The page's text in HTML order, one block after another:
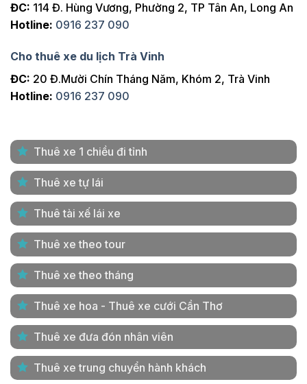
ĐC: 114 Đ. Hùng Vương, Phường 2, TP Tân An, Long An
Hotline: 0916 237 090
Cho thuê xe du lịch Trà Vinh
ĐC: 20 Đ.Mười Chín Tháng Năm, Khóm 2, Trà Vinh
Hotline: 0916 237 090
Thuê xe 1 chiều đi tỉnh
Thuê xe tự lái
Thuê tài xế lái xe
Thuê xe theo tour
Thuê xe theo tháng
Thuê xe hoa - Thuê xe cưới Cần Thơ
Thuê xe đưa đón nhân viên
Thuê xe trung chuyển hành khách